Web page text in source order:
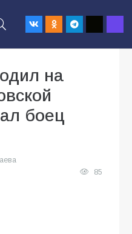
на
боец
85